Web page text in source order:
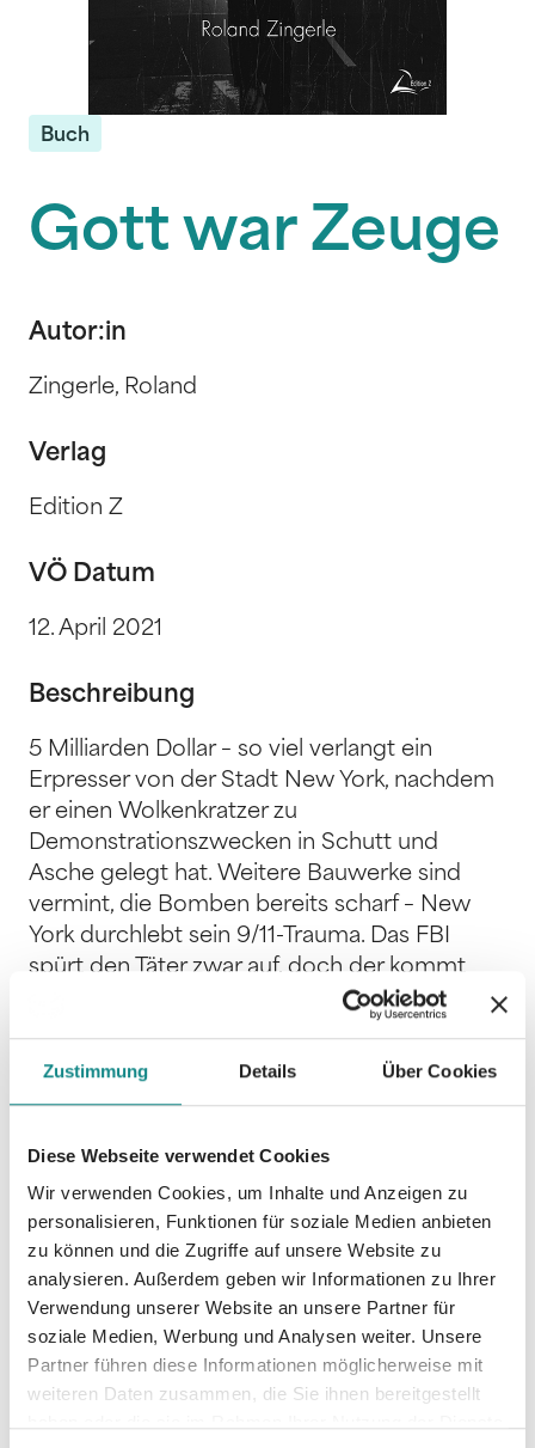
Zustimmung Details Über Cookies
Diese Webseite verwendet Cookies
Wir verwenden Cookies, um Inhalte und Anzeigen zu
personalisieren, Funktionen für soziale Medien anbieten
zu können und die Zugriffe auf unsere Website zu
analysieren. Außerdem geben wir Informationen zu Ihrer
Verwendung unserer Website an unsere Partner für
soziale Medien, Werbung und Analysen weiter. Unsere
Partner führen diese Informationen möglicherweise mit
weiteren Daten zusammen, die Sie ihnen bereitgestellt
Buch
Gott war Zeuge
Autor:in
Zingerle, Roland
Verlag
Edition Z
VÖ Datum
12. April 2021
Beschreibung
5 Milliarden Dollar – so viel verlangt ein
Erpresser von der Stadt New York, nachdem
er einen Wolkenkratzer zu
Demonstrationszwecken in Schutt und
Asche gelegt hat. Weitere Bauwerke sind
vermint, die Bomben bereits scharf – New
York durchlebt sein 9/11-Trauma. Das FBI
spürt den Täter zwar auf, doch der kommt
ums Leben, noch bevor er verhaftet werden
Funkzündanlage steckt, mit der die Bomben
irren Plan ein: Er folgt dem Erpresser ins
Jenseits ...
Informationen
PDF